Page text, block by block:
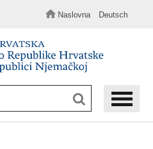
Naslovna Deutsch